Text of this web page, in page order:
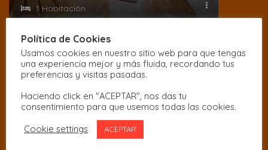
1 Habitación
€1,490
Política de Cookies
Usamos cookies en nuestro sitio web para que tengas
una experiencia mejor y más fluida, recordando tus
preferencias y visitas pasadas.
Haciendo click en "ACEPTAR", nos das tu
consentimiento para que usemos todas las cookies.
Cookie settings
ACEPTAR